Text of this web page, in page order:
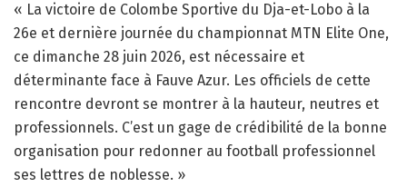
« La victoire de Colombe Sportive du Dja-et-Lobo à la
26e et dernière journée du championnat MTN Elite One,
ce dimanche 28 juin 2026, est nécessaire et
déterminante face à Fauve Azur. Les officiels de cette
rencontre devront se montrer à la hauteur, neutres et
professionnels. C’est un gage de crédibilité de la bonne
organisation pour redonner au football professionnel
ses lettres de noblesse. »